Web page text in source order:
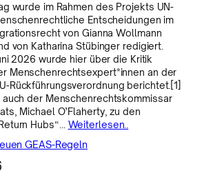
wurde im Rahmen des Projekts UN-
Entscheidungen im
von Gianna Wollmann
von Katharina Stübinger redigiert.
2026 wurde hier über die Kritik
Menschenrechtsexpert*innen an der
Rückführungsverordnung berichtet.[1]
auch der Menschenrechtskommissar
Michael O’Flaherty, zu den
Hubs“… Weiterlesen..
GEAS-Regeln